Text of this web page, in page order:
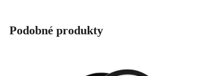
Podobné produkty